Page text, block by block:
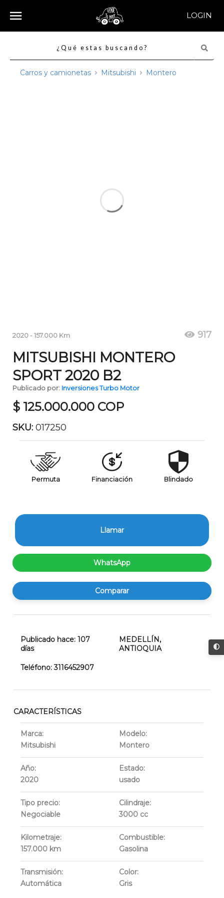
LOGIN
Carros y camionetas Mitsubishi Montero
2020 -157.000 Km 917
MITSUBISHI MONTERO
SPORT 2020 B2
Publicado por: Inversiones Turbo Motor
$ 125.000.000 COP
SKU: 017250
Permuta Financiación Blindado
Llamar
WhatsApp
Comparar
Publicado hace:107
días
MEDELLÍN,
ANTIOQUIA
Teléfono:3116452907
CARACTERÍSTICAS
Marca:
Mitsubishi
Modelo:
Montero
Año:
2020
Estado:
usado
Tipo precio:
Negociable
Cilindraje:
3000 cc
Kilometraje:
157.000 km
Combustible:
Gasolina
Transmisión:
Automática
Color:
Gris